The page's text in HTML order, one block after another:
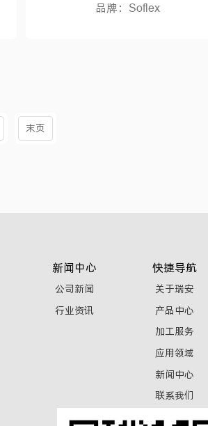
品牌：Soflex
末页
新闻中心
公司新闻
行业资讯
快捷导航
关于瑞安
产品中心
加工服务
应用领域
新闻中心
联系我们